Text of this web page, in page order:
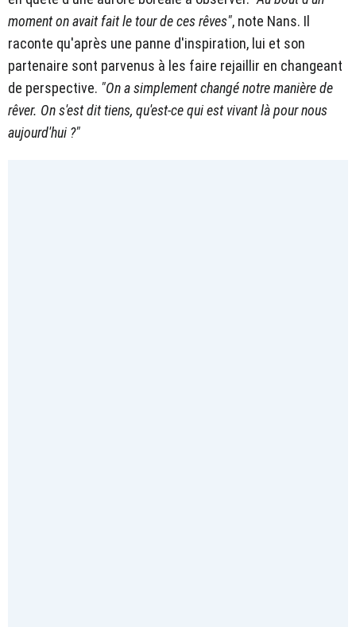
moment on avait fait le tour de ces rêves", note Nans. Il
raconte qu'après une panne d'inspiration, lui et son
partenaire sont parvenus à les faire rejaillir en changeant
de perspective. "On a simplement changé notre manière de
rêver. On s'est dit tiens, qu'est-ce qui est vivant là pour nous
aujourd'hui ?"